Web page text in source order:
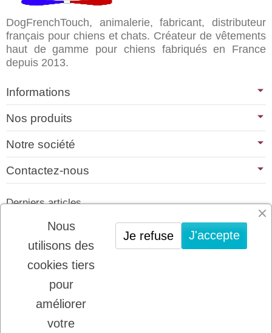
DogFrenchTouch, animalerie, fabricant, distributeur
français pour chiens et chats. Créateur de vêtements
haut de gamme pour chiens fabriqués en France
depuis 2013.
Informations
Nos produits
Notre société
Contactez-nous
Derniers articles
01/07/2026
PLATINUM : LE MEILLEUR DE LA
VIANDE POUR CHIENS ET CHATS
22/08/2025
LADYBEL : DES SOINS FRANCAIS DE
GRANDE QUALITE
Nous
utilisons des
cookies tiers
pour
améliorer
votre
J'accepte
Je refuse